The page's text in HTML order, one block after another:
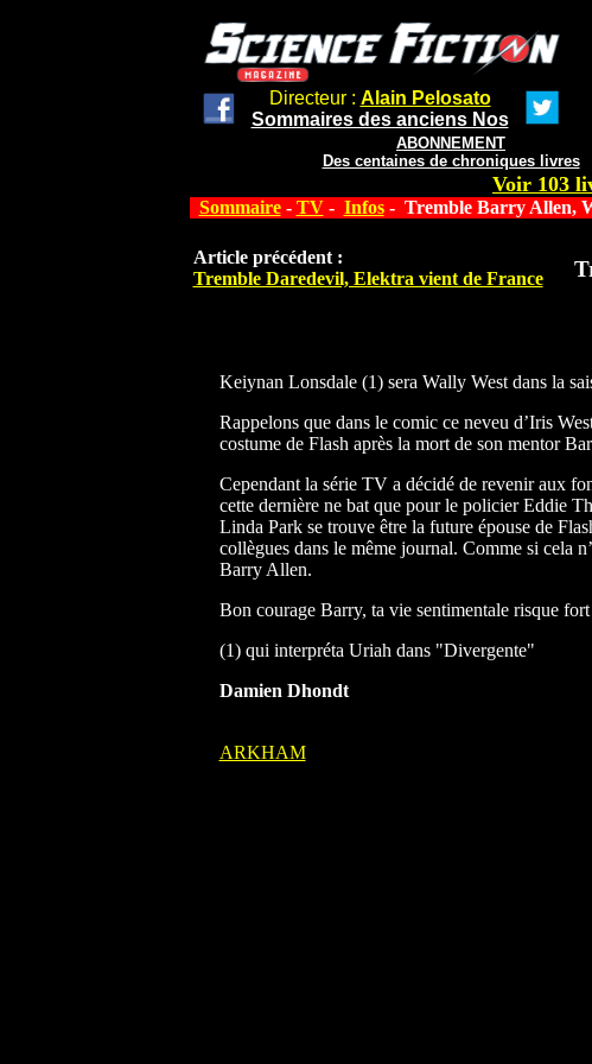
Directeur : Alain Pelosato
Sommaires des anciens Nos
ABONNEMENT
Des centaines de chroniques livres
Voir 103
Sommaire- TV- Infos- Tremble Barry Allen,
Article précédent :
Tremble Daredevil, Elektra vient de France
Keiynan Lonsdale (1) sera Wally West dans la
Rappelons que dans le comic ce neveu d’Iris
costume de Flash après la mort de son mentor
Cependant la série TV a décidé de revenir aux
cette dernière ne bat que pour le policier Eddie
Linda Park se trouve être la future épouse de
collègues dans le même journal. Comme si cela
Barry Allen.
Bon courage Barry, ta vie sentimentale risque fort
(1) qui interpréta Uriah dans "Divergente"
Damien Dhondt
ARKHAM